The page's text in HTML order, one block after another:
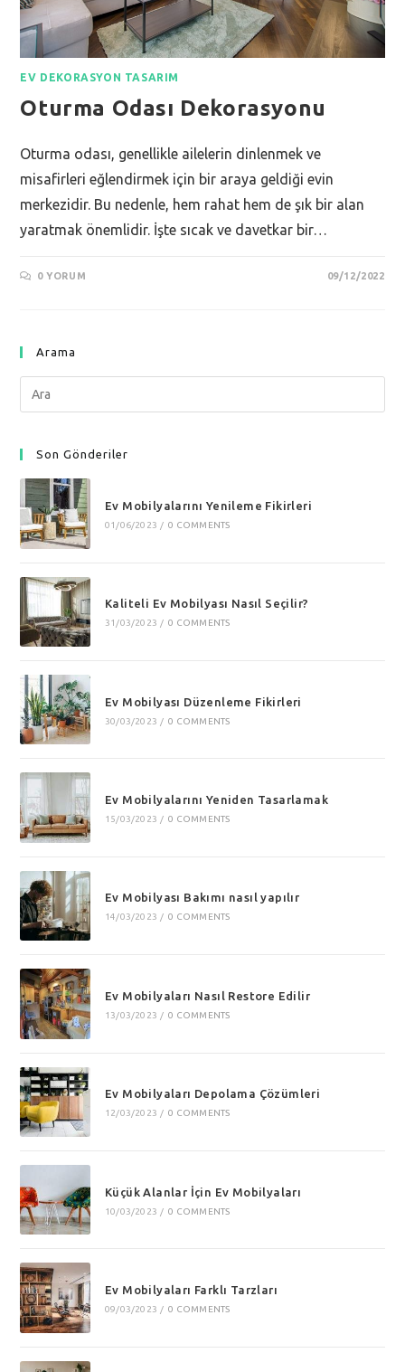
EV DEKORASYON TASARIM
Oturma Odası Dekorasyonu
Oturma odası, genellikle ailelerin dinlenmek ve
misafirleri eğlendirmek için bir araya geldiği evin
merkezidir. Bu nedenle, hem rahat hem de şık bir alan
yaratmak önemlidir. İşte sıcak ve davetkar bir…
0 YORUM 09/12/2022
Arama
this
Son Gönderiler
Ev Mobilyalarını Yenileme Fikirleri
01/06/2023 / 0 COMMENTS
Kaliteli Ev Mobilyası Nasıl Seçilir?
31/03/2023 / 0 COMMENTS
Ev Mobilyası Düzenleme Fikirleri
30/03/2023 / 0 COMMENTS
Ev Mobilyalarını Yeniden Tasarlamak
15/03/2023 / 0 COMMENTS
Ev Mobilyası Bakımı nasıl yapılır
14/03/2023 / 0 COMMENTS
Ev Mobilyaları Nasıl Restore Edilir
13/03/2023 / 0 COMMENTS
Ev Mobilyaları Depolama Çözümleri
12/03/2023 / 0 COMMENTS
Küçük Alanlar İçin Ev Mobilyaları
10/03/2023 / 0 COMMENTS
Ev Mobilyaları Farklı Tarzları
09/03/2023 / 0 COMMENTS